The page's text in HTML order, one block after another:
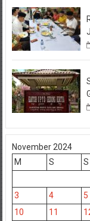
November 2024
M
S S
3
4 5
10
11